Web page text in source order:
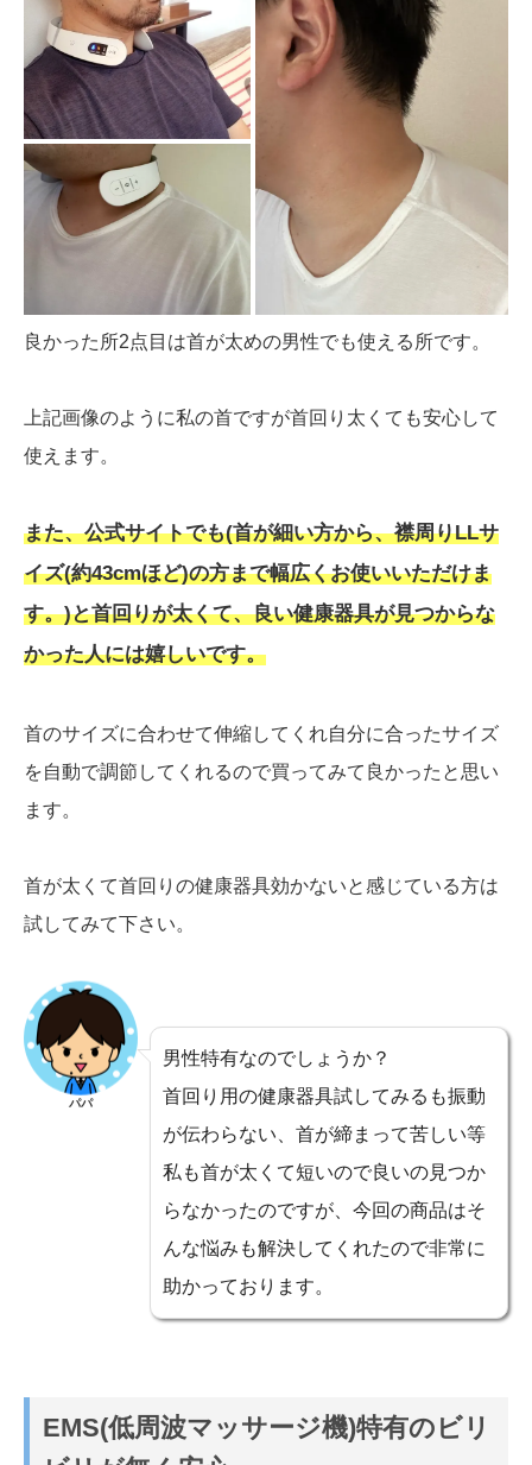
良かった所2点目は首が太めの男性でも使える所です。
上記画像のように私の首ですが首回り太くても安心して
使えます。
また、公式サイトでも(首が細い方から、襟周りLLサ
イズ(約43cmほど)の方まで幅広くお使いいただけま
す。)と首回りが太くて、良い健康器具が見つからな
かった人には嬉しいです。
首のサイズに合わせて伸縮してくれ自分に合ったサイズ
を自動で調節してくれるので買ってみて良かったと思い
ます。
首が太くて首回りの健康器具効かないと感じている方は
試してみて下さい。
パパ
男性特有なのでしょうか？
首回り用の健康器具試してみるも振動
が伝わらない、首が締まって苦しい等
私も首が太くて短いので良いの見つか
らなかったのですが、今回の商品はそ
んな悩みも解決してくれたので非常に
助かっております。
EMS(低周波マッサージ機)特有のビリ